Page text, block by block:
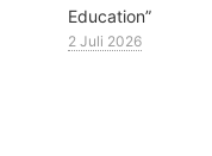
Education”
2 Juli 2026